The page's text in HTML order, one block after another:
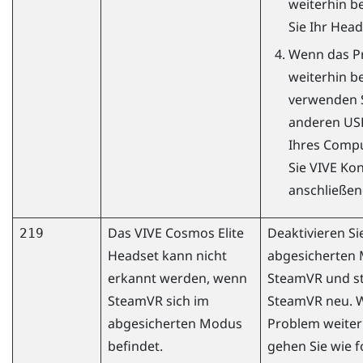
weiterhin
Sie Ihr
Wenn das
weiterhin
verwenden
anderen
Ihres
SieVIVE
219 Das VIVE Cosmos Elite
Headset kann nicht
erkannt werden, wenn
SteamVRsich im
abgesicherten Modus
befindet.
Deaktivieren
abgesicherten
SteamVR und
SteamVR neu.
Problem
gehen Sie wie